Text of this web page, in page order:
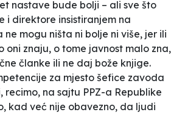
nastave bude bolji – ali sve što
i direktore insistiranjem na
mogu ništa ni bolje ni više, jer ili
oni znaju, o tome javnost malo zna,
članke ili ne daj bože knjige.
za mjesto šefice zavoda
na sajtu PPZ-a Republike
kad već nije obavezno, da ljudi